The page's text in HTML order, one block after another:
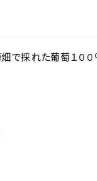
採れた葡萄１００